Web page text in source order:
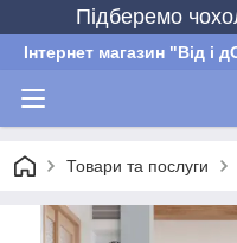
Підберемо
Інтернет магазин "Від і
Товари та послуги